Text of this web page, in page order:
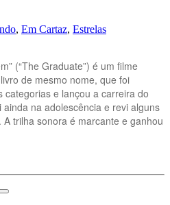
, Em Cartaz, Estrelas
(“The Graduate”) é um filme
de mesmo nome, que foi
categorias e lançou a carreira do
na adolescência e revi alguns
trilha sonora é marcante e ganhou